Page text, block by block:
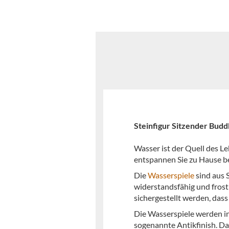
Steinfigur Sitzender
Wasser ist der Quell des
entspannen Sie zu Hause
DieWasserspielesind aus
widerstandsfähig und
sichergestellt werden,
Die Wasserspiele werden
sogenannte Antikfinish.